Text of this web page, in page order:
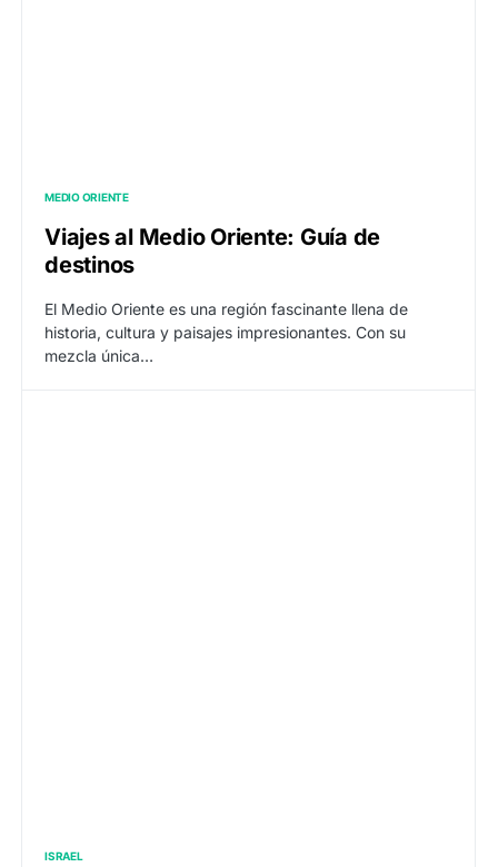
MEDIO ORIENTE
Viajes al Medio Oriente: Guía de
destinos
El Medio Oriente es una región fascinante llena de
historia, cultura y paisajes impresionantes. Con su
mezcla única…
ISRAEL